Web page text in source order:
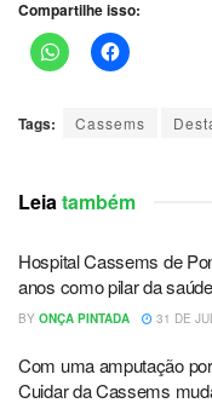
Compartilhe isso:
Tags: Cassems
Leiatambém
Hospital Cassems de
anos como pilar da
BY ONÇA PINTADA 31 DE
Com uma amputação
Cuidar da Cassems